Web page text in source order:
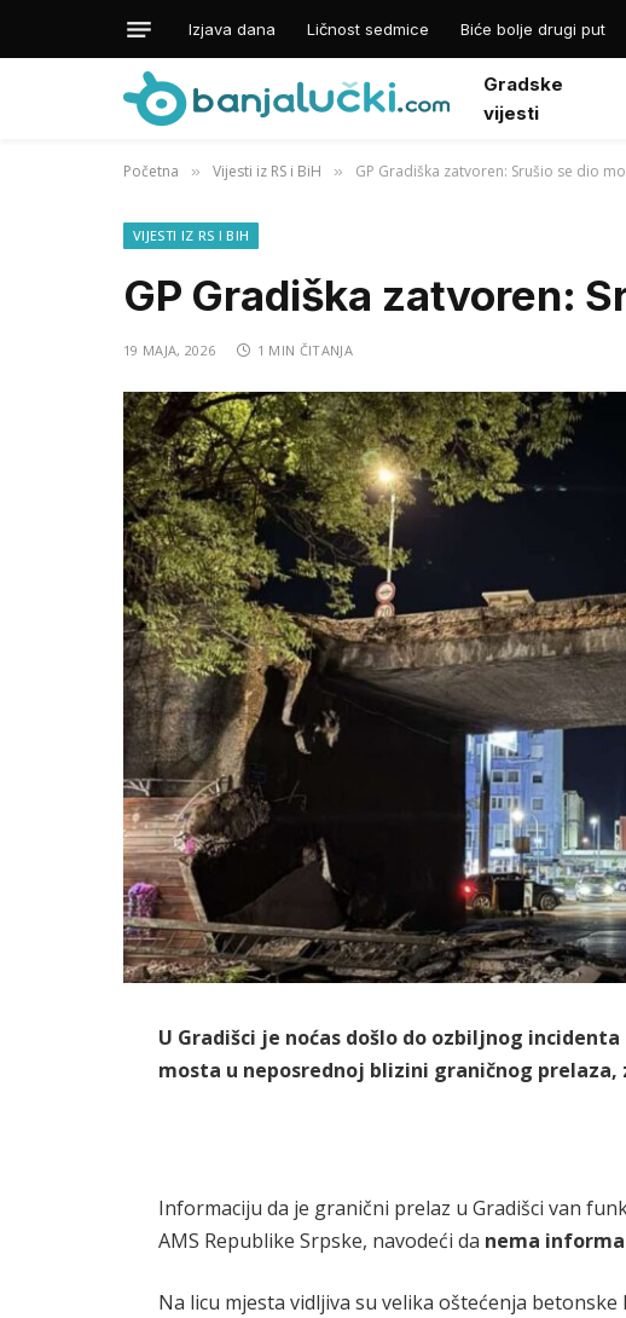
Izjava dana Ličnost sedmice Biće bolje drugi put
Gradske
vijesti
Početna » Vijesti iz RS i BiH » GP Gradiška zatvoren: Srušio se dio
VIJESTI IZ RS I BIH
GP Gradiška zatvoren:
19 MAJA, 2026 1 MIN ČITANJA
U Gradišci je noćas došlo do ozbiljnog
mosta u neposrednoj blizini graničnog
Informaciju da je granični prelaz u Gradišci van
AMS Republike Srpske, navodeći da nema
Na licu mjesta vidljiva su velika oštećenja